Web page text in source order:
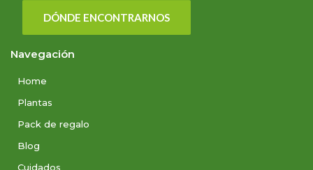
DÓNDE ENCONTRARNOS
Navegación
Home
Plantas
Pack de regalo
Blog
Cuidados